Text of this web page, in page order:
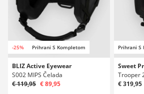
-25% Prihrani S Kompletom
BLIZ Active Eyewear
S002 MIPS Čelada
€ 119,95 € 89,95
Prihrani S
Sweet
Trooper
€ 319,95